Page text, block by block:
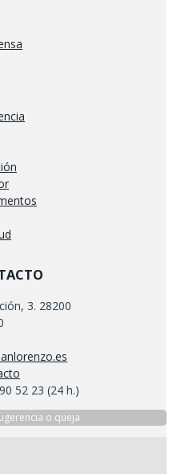
3. 28200
52 23 (24 h.)
o queja